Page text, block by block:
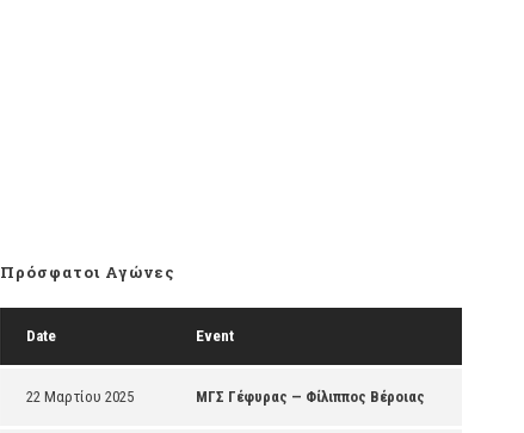
Πρόσφατοι Αγώνες
Date Event
22 Μαρτίου 2025 ΜΓΣ Γέφυρας — Φίλιππος Βέροιας